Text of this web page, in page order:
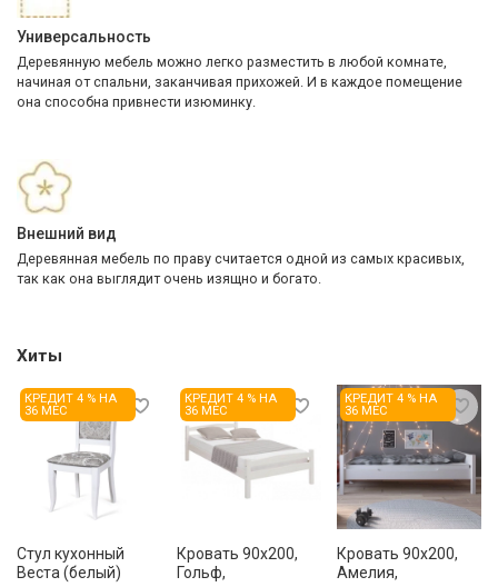
Универсальность
Деревянную мебель можно легко разместить в любой комнате,
начиная от спальни, заканчивая прихожей. И в каждое помещение
она способна привнести изюминку.
Внешний вид
Деревянная мебель по праву считается одной из самых красивых,
так как она выглядит очень изящно и богато.
Хиты
КРЕДИТ 4 % НА
36 МЕС
Стул кухонный
Веста (белый)
КРЕДИТ 4 % НА
36 МЕС
Кровать 90x200,
Гольф,
КРЕДИТ 4 % НА
36 МЕС
Кровать 90x200,
Амелия,